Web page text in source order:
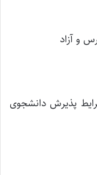
و آزاد
پذیرش دانشجوی